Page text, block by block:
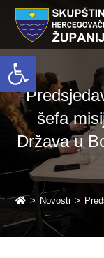
Open
šefa
Država u
> Novosti >